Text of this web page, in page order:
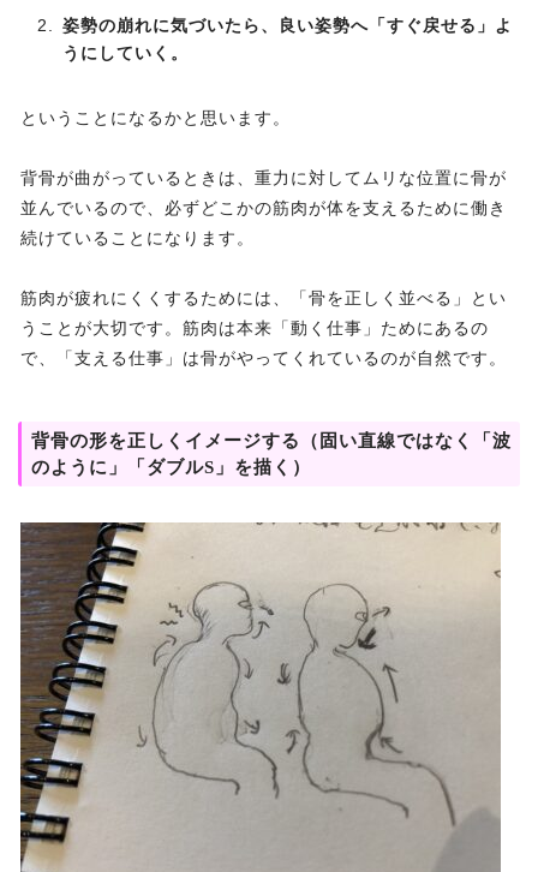
姿勢の崩れに気づいたら、良い姿勢へ「すぐ戻せる」よ
うにしていく。
ということになるかと思います。
背骨が曲がっているときは、重力に対してムリな位置に骨が
並んでいるので、必ずどこかの筋肉が体を支えるために働き
続けていることになります。
筋肉が疲れにくくするためには、「骨を正しく並べる」とい
うことが大切です。筋肉は本来「動く仕事」ためにあるの
で、「支える仕事」は骨がやってくれているのが自然です。
背骨の形を正しくイメージする（固い直線ではなく「波
のように」「ダブルS」を描く）